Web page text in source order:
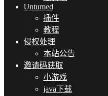
Unturned
插件
教程
侵权处理
本站公告
邀请码获取
小游戏
java下载